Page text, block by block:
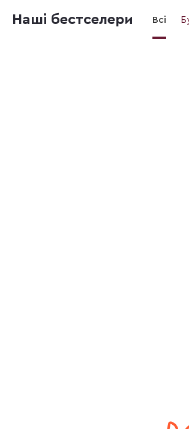
Наші бестселери Всі